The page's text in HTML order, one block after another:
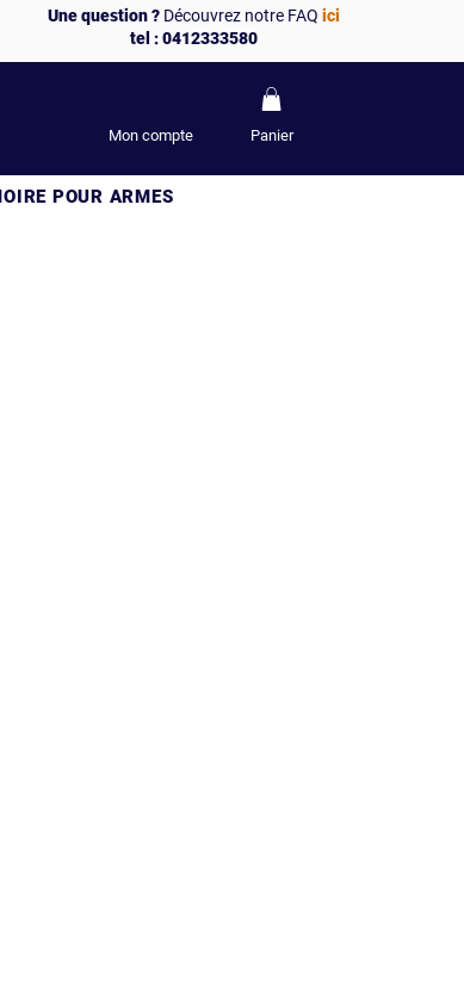
Une question ? Découvrez notre FAQici
tel : 0412333580
Mon compte Panier
POUR ARMES